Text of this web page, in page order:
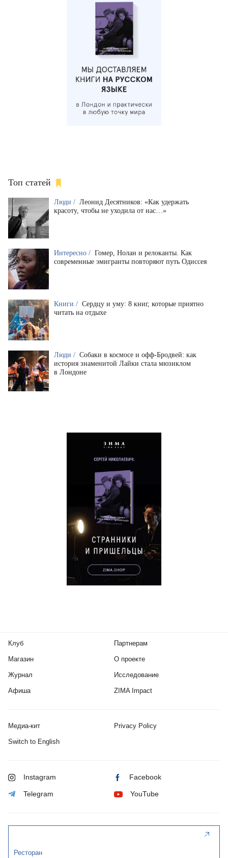
Топ статей
Люди / Леонид Десятников: «Как удержать
красоту, чтобы не уходила от нас…»
Интересно / Гомер, Нолан и релоканты. Как
современные эмигранты повторяют путь Одиссея
Книги / Сердцу и уму: 8 книг, которые приятно
читать на отдыхе
Люди / Собаки в космосе и офф-Бродвей: как
история знаменитой Лайки стала мюзиклом
в Лондоне
Клуб
Магазин
Журнал
Афиша
Партнерам
О проекте
Исследование
ZIMA Impact
Медиа-кит Privacy Policy
Switch to English
Instagram Facebook
Telegram YouTube
Ресторан